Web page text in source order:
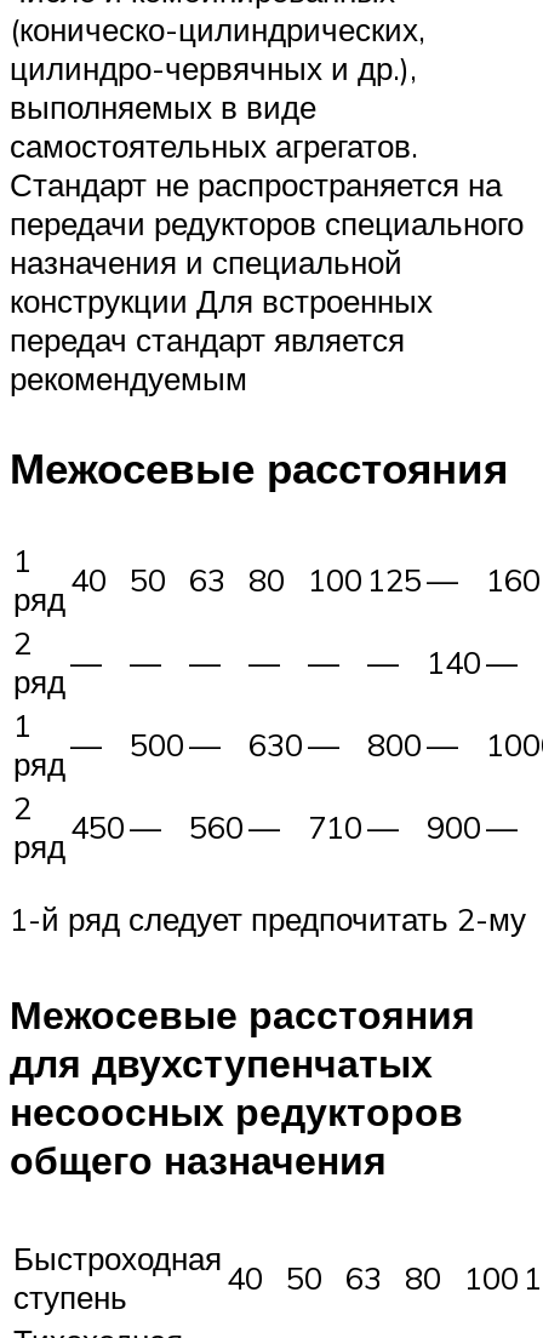
(коническо-цилиндрических,
цилиндро-червячных и др.),
выполняемых в виде
самостоятельных агрегатов.
Стандарт не распространяется на
передачи редукторов специального
назначения и специальной
конструкции Для встроенных
передач стандарт является
рекомендуемым
Межосевые расстояния
1
ряд40 50 63 80 100 125—
160
2
ряд— — — — — — 140—
1
ряд— 500— 630— 800—
2
ряд450— 560— 710— 900—
1-й ряд следует предпочитать 2-му
Межосевые расстояния
для двухступенчатых
несоосных редукторов
общего назначения
Быстроходная
ступень
40 50 63 80 100